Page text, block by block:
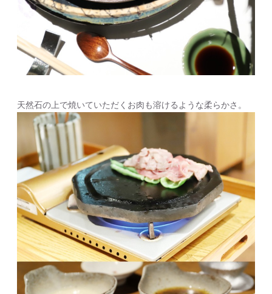
天然石の上で焼いていただくお肉も溶けるような柔らかさ。